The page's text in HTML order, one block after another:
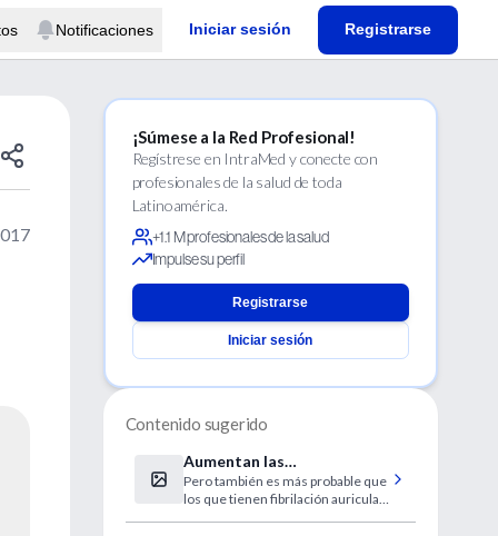
Notificaciones Iniciar sesión Registrarse
¡Súmese a la Red Profesional!
Regístrese en IntraMed y conecte con
profesionales de la salud de toda
Latinoamérica.
+1.1 M profesionales de la salud
Impulse su perfil
Registrarse
Iniciar sesión
Contenido sugerido
Aumentan las
hospitalizaciones por
fibrilación auricular (USA)
Pero también es más probable que
los que tienen fibrilación auricular